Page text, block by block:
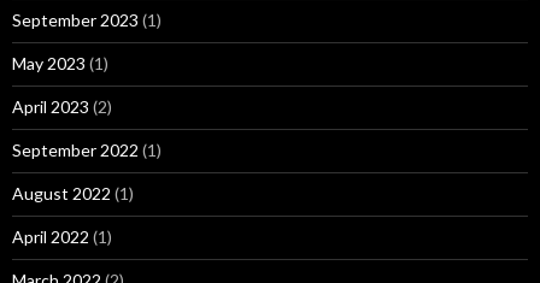
September 2023 (1)
May 2023 (1)
April 2023 (2)
September 2022 (1)
August 2022 (1)
April 2022 (1)